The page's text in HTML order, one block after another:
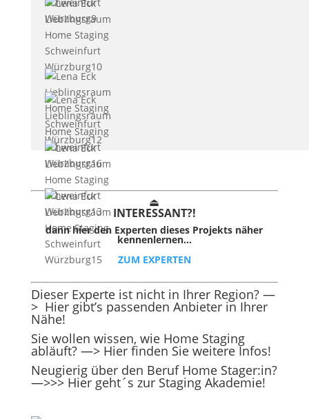
⏏︎
INTERESSANT?!
dann hier den Experten dieses Projekts näher
kennenlernen…
ZUM EXPERTEN
Dieser Experte ist nicht in Ihrer Region? —
> Hier gibt’s passenden Anbieter in Ihrer
Nähe!
Sie wollen wissen, wie Home Staging
abläuft? —> Hier finden Sie weitere Infos!
Neugierig über den Beruf Home Stager:in?
—>>> Hier geht´s zur Staging Akademie!